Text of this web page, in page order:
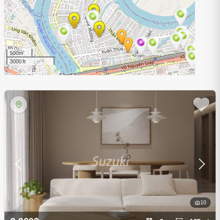
500m
3000 ft
10